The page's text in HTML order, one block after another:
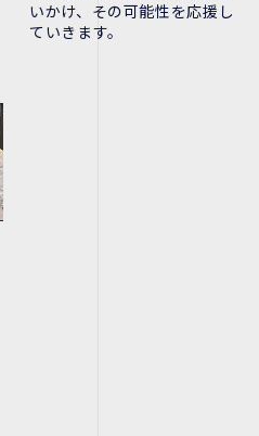
いかけ、その可能性を応援し
ていきます。